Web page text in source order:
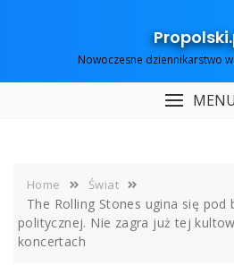
Nowoczesne dziennikarstwo
MENU
Home Świat
The Rolling Stones ugina się
politycznej. Nie zagra już tej
koncertach